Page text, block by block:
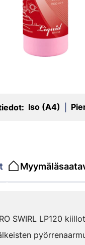
Iso (A4)
SWIRL LP120